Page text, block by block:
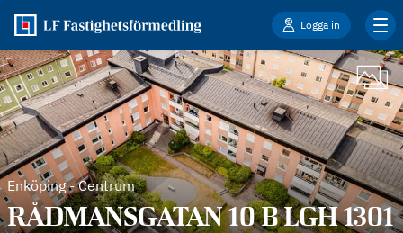
Logga in
Enköping-Centrum
RÅDMANSGATAN 10 B LGH 1301